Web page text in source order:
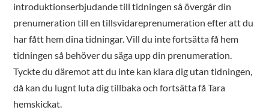
introduktionserbjudande till tidningen så övergår din
prenumeration till en tillsvidareprenumeration efter att du
har fått hem dina tidningar. Vill du inte fortsätta få hem
tidningen så behöver du säga upp din prenumeration.
Tyckte du däremot att du inte kan klara dig utan tidningen,
då kan du lugnt luta dig tillbaka och fortsätta få Tara
hemskickat.